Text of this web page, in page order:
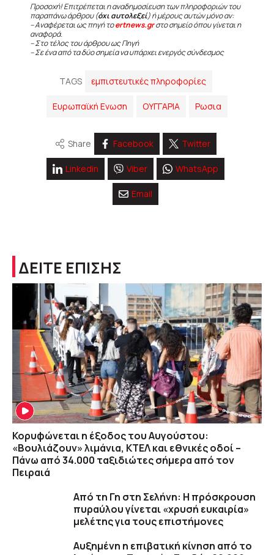
Προσοχή! Επιτρέπεται η αναδημοσίευση των πληροφοριών του
παραπάνω άρθρου (όχι αυτολεξεί) ή μέρους αυτών μόνο αν:
– Αναφέρεται ως πηγή τοertnews.grστο σημείο όπου γίνεται η
αναφορά.
– Στο τέλος του άρθρου ως Πηγή
– Σε ένα από τα δύο σημεία να υπάρχει ενεργός σύνδεσμος
TAGS εμπιστευτικές πληροφορίες
Ευρωπαϊκή Ενωση ΟΥΓΓΑΡΙΑ Ρωσια
Share Facebook Twitter
Linkedin Viber WhatsApp
Email
ΔΕΙΤΕ ΕΠΙΣΗΣ
Κορυφώνεται η έξοδος του Αυγούστου:
«Βουλιάζουν» λιμάνια, ΚΤΕΛ και εθνικές οδοί –
Πάνω από 34.000 ταξιδιώτες σήμερα από τον
Πειραιά
Από τη Γη στη Σελήνη: Η πρόσκρουση
πυραύλου γίνεται «χρυσή ευκαιρία»
μελέτης για τους επιστήμονες
Αυξημένη η επιβατική κίνηση από το